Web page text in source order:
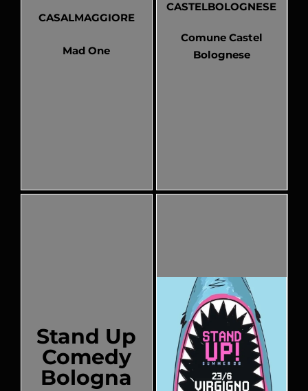
CASALMAGGIORE
Mad One
CASTELBOLOGNESE
Comune Castel
Bolognese
Stand Up
Comedy
Bologna